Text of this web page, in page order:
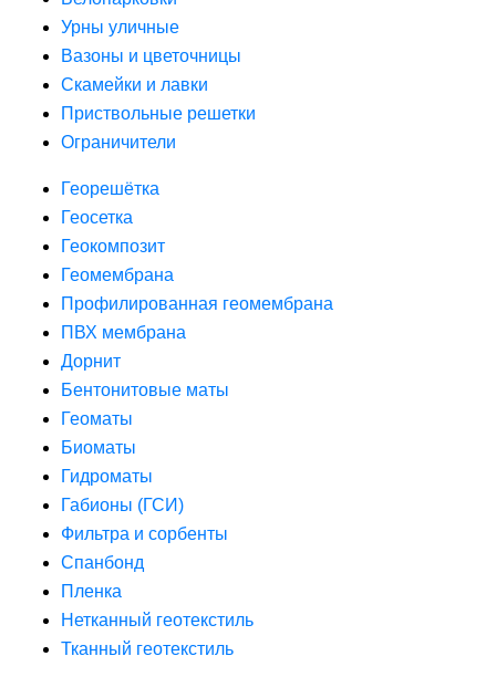
Урны уличные
Вазоны и цветочницы
Скамейки и лавки
Приствольные решетки
Ограничители
Георешётка
Геосетка
Геокомпозит
Геомембрана
Профилированная геомембрана
ПВХ мембрана
Дорнит
Бентонитовые маты
Геоматы
Биоматы
Гидроматы
Габионы (ГСИ)
Фильтра и сорбенты
Спанбонд
Пленка
Нетканный геотекстиль
Тканный геотекстиль